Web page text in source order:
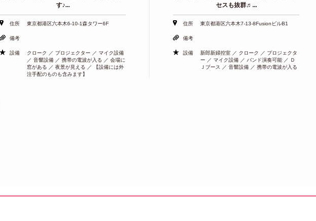
す♪...
住所 東京都港区六本木6-10-1森タワー6F
備考
設備
クローク ／ プロジェクター ／ マイク設備
／ 音響設備 ／ 携帯の電波が入る ／ 会場に
窓がある ／ 夜景が見える ／ 【設備には外
注手配のものも含みます】
セスも抜群♬...
住所 東京都港区六本木7-13-8FusionビルB1
備考
設備
新郎新婦控室 ／ クローク ／ プロジェクタ
ー ／ マイク設備 ／ バンド演奏可能 ／ Ｄ
Ｊブース ／ 音響設備 ／ 携帯の電波が入る